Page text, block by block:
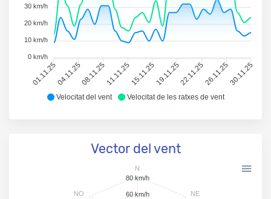
Velocitat del vent Velocitat de les ratxes de vent
01.11.2504.11.2508.11.2511.11.2515.11.2519.11.2522.11.2526.11.2530.11.25
30 km/h
20 km/h
10 km/h
0 km/h
Vector del vent
N
NE
NO
80 km/h
60 km/h